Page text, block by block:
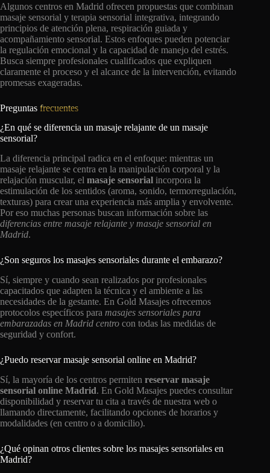
Algunos centros en Madrid ofrecen propuestas que combinan
masaje sensorial y terapia sensorial integrativa, integrando
principios de atención plena, respiración guiada y
acompañamiento sensorial. Estos enfoques pueden potenciar
la regulación emocional y la capacidad de manejo del estrés.
Busca siempre profesionales cualificados que expliquen
claramente el proceso y el alcance de la intervención, evitando
promesas exageradas.
Preguntas frecuentes
¿En qué se diferencia un masaje relajante de un masaje
sensorial?
La diferencia principal radica en el enfoque: mientras un
masaje relajante se centra en la manipulación corporal y la
relajación muscular, el masaje sensorial incorpora la
estimulación de los sentidos (aroma, sonido, termorregulación,
texturas) para crear una experiencia más amplia y envolvente.
Por eso muchas personas buscan información sobre las
diferencias entre masaje relajante y masaje sensorial en
Madrid.
¿Son seguros los masajes sensoriales durante el embarazo?
Sí, siempre y cuando sean realizados por profesionales
capacitados que adapten la técnica y el ambiente a las
necesidades de la gestante. En Gold Masajes ofrecemos
protocolos específicos para masajes sensoriales para
embarazadas en Madrid centro con todas las medidas de
seguridad y confort.
¿Puedo reservar masaje sensorial online en Madrid?
Sí, la mayoría de los centros permiten reservar masaje
sensorial online Madrid. En Gold Masajes puedes consultar
disponibilidad y reservar tu cita a través de nuestra web o
llamando directamente, facilitando opciones de horarios y
modalidades (en centro o a domicilio).
¿Qué opinan otros clientes sobre los masajes sensoriales en
Madrid?